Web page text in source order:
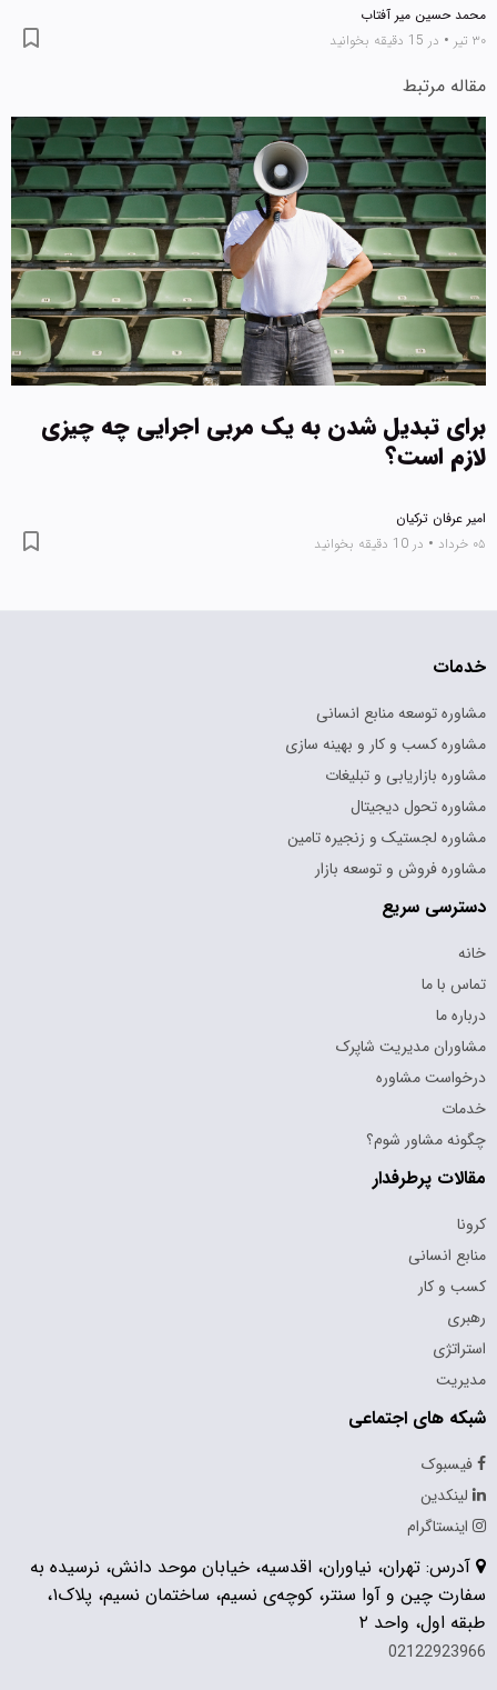
محمد حسین میر آفتاب
۳۰ تیر
• در 15 دقیقه بخوانید
مقاله مرتبط
برای تبدیل شدن به یک مربی اجرایی چه چیزی
لازم است؟
امیر عرفان ترکیان
۰۵ خرداد
• در 10 دقیقه بخوانید
خدمات
مشاوره توسعه منابع انسانی
مشاوره کسب و کار و بهینه سازی
مشاوره بازاریابی و تبلیغات
مشاوره تحول دیجیتال
مشاوره لجستیک و زنجیره تامین
مشاوره فروش و توسعه بازار
دسترسی سریع
خانه
تماس با ما
درباره ما
مشاوران مدیریت شاپرک
درخواست مشاوره
خدمات
چگونه مشاور شوم؟
مقالات پرطرفدار
کرونا
منابع انسانی
کسب و کار
رهبری
استراتژی
مدیریت
شبکه های اجتماعی
فیسبوک
لینکدین
اینستاگرام
آدرس: تهران، نیاوران، اقدسیه، خیابان موحد دانش، نرسیده به
سفارت چین و آوا سنتر، کوچه‌ی نسیم، ساختمان نسیم، پلاک۱،
طبقه اول، واحد ۲
02122923966